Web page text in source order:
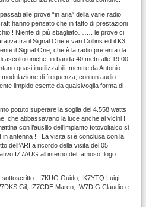
alle prove “in aria” della varie radio,
hanno pensato che in fatto di prestazioni
! Niente di più sbagliato……. le prove ci
tra il Signal One e vari Collins ed il K3
il Signal One, che è la radio preferita da
ascolto uniche, in banda 40 metri alle 19:00
quasi inutilizzabili, mentre da Antonio
di frequenza, con un audio
limpido esente da qualsivoglia forma di
potuto superare la soglia dei 4.558 watts
che abbassavano la luce anche ai vicini !
con l’ausilio dell’impianto fotovoltaico si
in antenna ! La visita si è conclusa con la
dell’ARI a ricordo della visita del 05
IZ7AUG all’interno del famoso logo
: I7KUG Guido, IK7YTQ Luigi,
Gil, IZ7CDE Marco, IW7DIG Claudio e